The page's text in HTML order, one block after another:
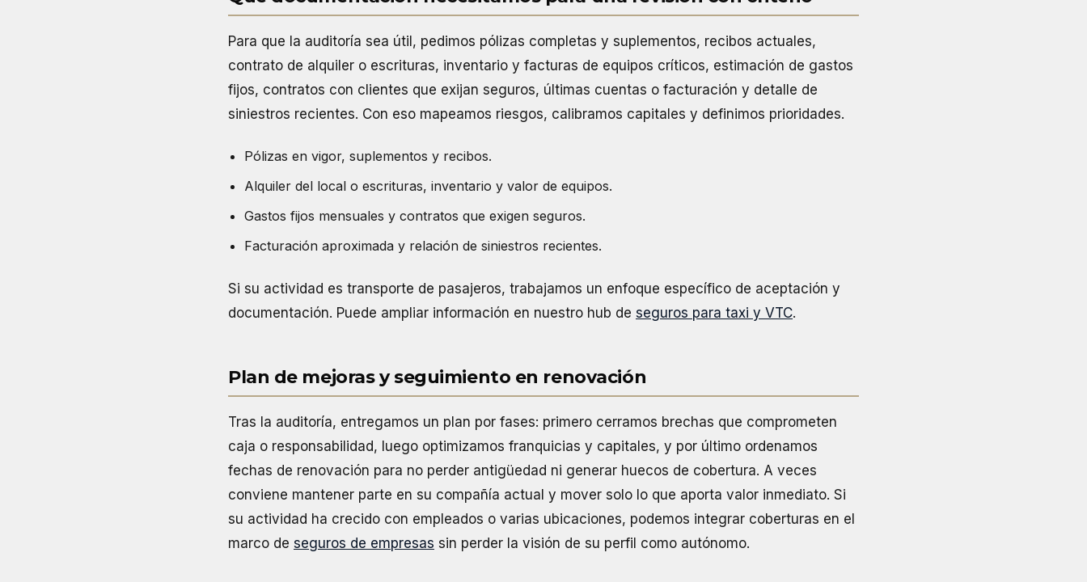
Para que la auditoría sea útil, pedimos pólizas completas y suplementos, recibos actuales,
contrato de alquiler o escrituras, inventario y facturas de equipos críticos, estimación de gastos
fijos, contratos con clientes que exijan seguros, últimas cuentas o facturación y detalle de
siniestros recientes. Con eso mapeamos riesgos, calibramos capitales y definimos prioridades.
Pólizas en vigor, suplementos y recibos.
Alquiler del local o escrituras, inventario y valor de equipos.
Gastos fijos mensuales y contratos que exigen seguros.
Facturación aproximada y relación de siniestros recientes.
Si su actividad es transporte de pasajeros, trabajamos un enfoque específico de aceptación y
documentación. Puede ampliar información en nuestro hub de seguros para taxi y VTC.
Plan de mejoras y seguimiento en renovación
Tras la auditoría, entregamos un plan por fases: primero cerramos brechas que comprometen
caja o responsabilidad, luego optimizamos franquicias y capitales, y por último ordenamos
fechas de renovación para no perder antigüedad ni generar huecos de cobertura. A veces
conviene mantener parte en su compañía actual y mover solo lo que aporta valor inmediato. Si
su actividad ha crecido con empleados o varias ubicaciones, podemos integrar coberturas en el
marco de seguros de empresas sin perder la visión de su perfil como autónomo.